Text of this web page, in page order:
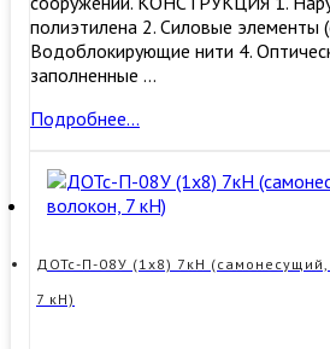
полиэтилена 2. Силовые элементы
Водоблокирующие нити 4.
заполненные …
ОКСН
G.652D
7кН
(самонесущий,
волокон,
Подробнее…
ДОТс-П-08У (1х8) 7кН
7 кН)